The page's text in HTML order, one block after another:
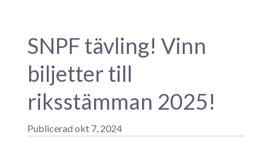
SNPF tävling! Vinn
biljetter till
riksstämman 2025!
okt 7, 2024